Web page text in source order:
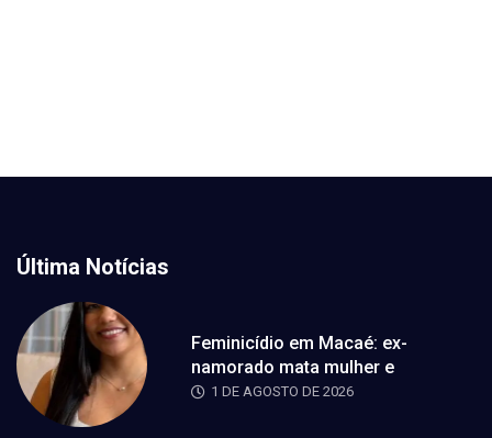
Última Notícias
Feminicídio em Macaé: ex-
namorado mata mulher e
1 DE AGOSTO DE 2026